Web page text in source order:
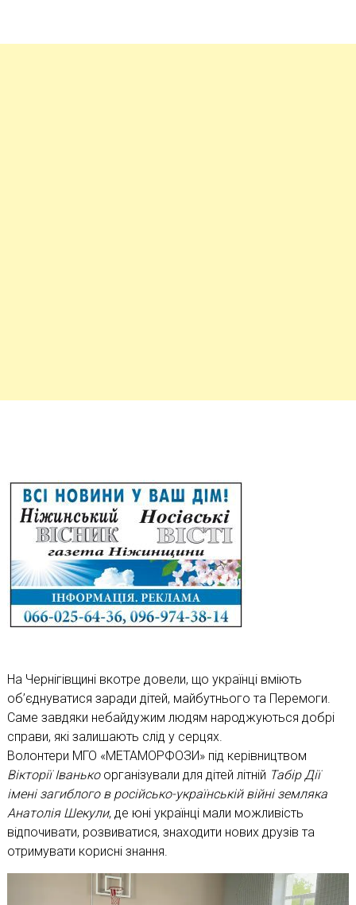
На Чернігівщині вкотре довели, що українці вміють
об’єднуватися заради дітей, майбутнього та Перемоги.
Саме завдяки небайдужим людям народжуються добрі
справи, які залишають слід у серцях.
Волонтери МГО «МЕТАМОРФОЗИ» під керівництвом
Вікторії Іванькоорганізували для дітей літній Табір Дії
імені загиблого в російсько-українській війні земляка
Анатолія Шекули, де юні українці мали можливість
відпочивати, розвиватися, знаходити нових друзів та
отримувати корисні знання.